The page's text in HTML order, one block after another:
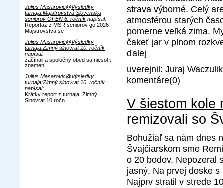
Julius Masarovic@Výsledky
turnaja:Majstrovstvá Slovenska
seniorov OPEN 6. ročník napísal:
Reportáž z MSR seniorov go 2026
Majstrovstvá se
Julius Masarovic@Výsledky
turnaja:Zimný slnovrat 10. ročník
napísal:
začínali a spoločný obed sa niesol v
znamení
Julius Masarovic@Výsledky
turnaja:Zimný slnovrat 10. ročník
napísal:
Krátky report z turnaja. Zimný
Slnovrat 10.ročn
strava výborné. Celý
atmosférou starých
pomerne veľká zima.
čakeť jar v plnom
ďalej
uverejnil: Juraj Waczulik
komentáre(0)
V šiestom kole
remizovali so
Bohužiaľ sa nám dnes
Švajčiarskom sme
o 20 bodov. Nepozeral
jasný. Na prvej doske
Najprv stratil v strede